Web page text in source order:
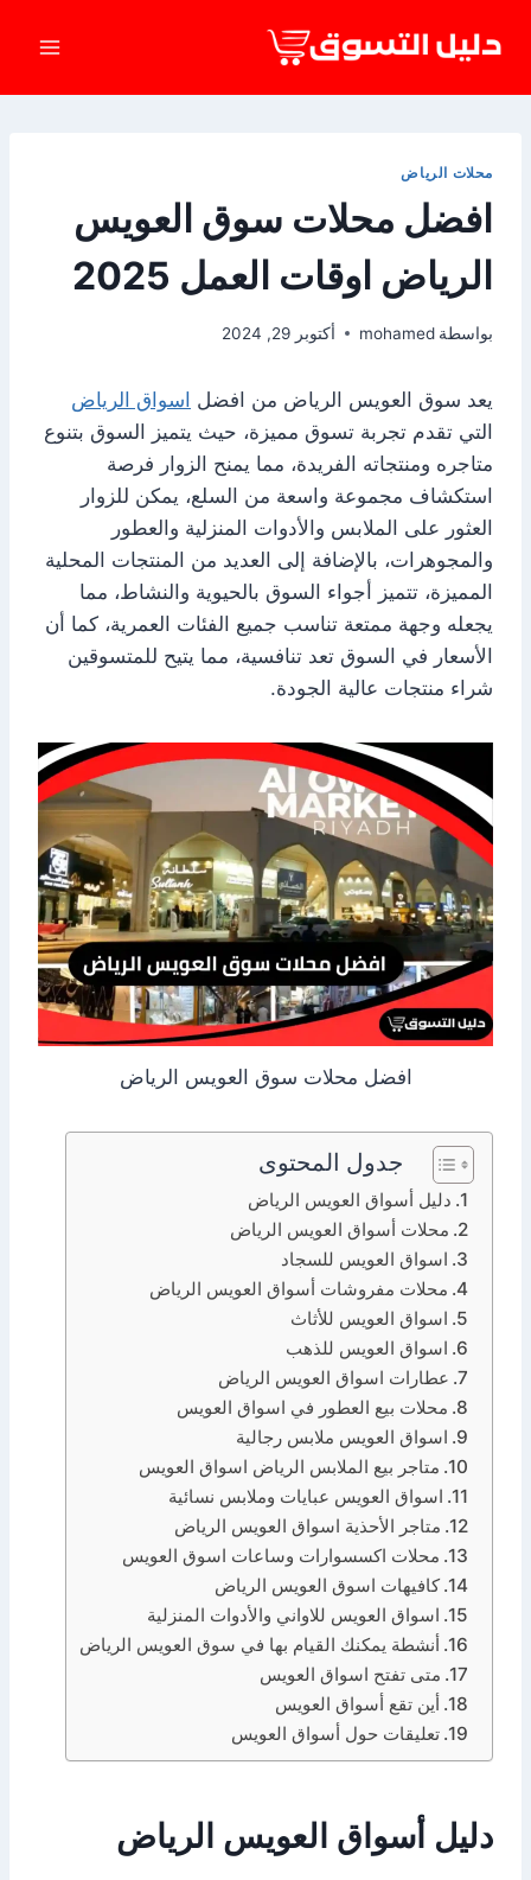
محلات الرياض
افضل محلات سوق العويس
الرياض اوقات العمل 2025
بواسطة mohamed أكتوبر 29, 2024
يعد سوق العويس الرياض من افضل اسواق الرياض
التي تقدم تجربة تسوق مميزة، حيث يتميز السوق بتنوع
متاجره ومنتجاته الفريدة، مما يمنح الزوار فرصة
استكشاف مجموعة واسعة من السلع، يمكن للزوار
العثور على الملابس والأدوات المنزلية والعطور
والمجوهرات، بالإضافة إلى العديد من المنتجات المحلية
المميزة، تتميز أجواء السوق بالحيوية والنشاط، مما
يجعله وجهة ممتعة تناسب جميع الفئات العمرية، كما أن
الأسعار في السوق تعد تنافسية، مما يتيح للمتسوقين
شراء منتجات عالية الجودة.
افضل محلات سوق العويس الرياض
جدول المحتوى
دليل أسواق العويس الرياض
محلات أسواق العويس الرياض
اسواق العويس للسجاد
محلات مفروشات أسواق العويس الرياض
اسواق العويس للأثاث
اسواق العويس للذهب
عطارات اسواق العويس الرياض
محلات بيع العطور في اسواق العويس
اسواق العويس ملابس رجالية
متاجر بيع الملابس الرياض اسواق العويس
اسواق العويس عبايات وملابس نسائية
متاجر الأحذية اسواق العويس الرياض
محلات اكسسوارات وساعات اسوق العويس
كافيهات اسوق العويس الرياض
اسواق العويس للاواني والأدوات المنزلية
أنشطة يمكنك القيام بها في سوق العويس الرياض
متى تفتح اسواق العويس
أين تقع أسواق العويس
تعليقات حول أسواق العويس
دليل أسواق العويس الرياض